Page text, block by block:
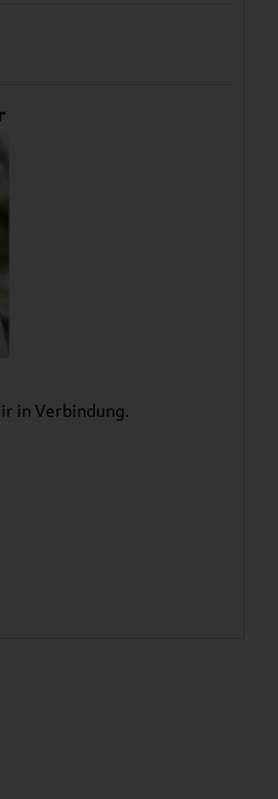
in Verbindung.